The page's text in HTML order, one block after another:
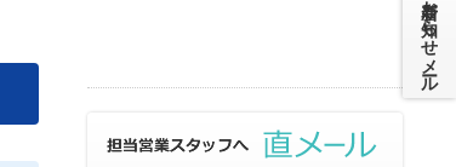
新着お知らせメール